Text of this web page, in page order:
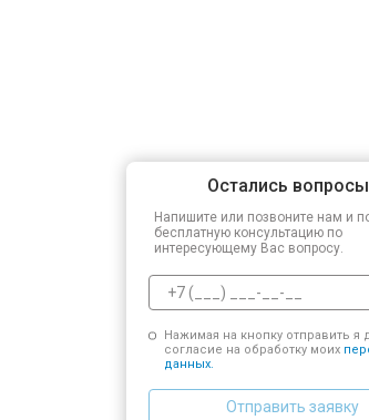
Остались
Напишите или позвоните нам и
бесплатную консультацию по
интересующему Вас вопросу.
Нажимая на кнопку отправить я
согласие на обработку моих
данных.
Отправить заявку